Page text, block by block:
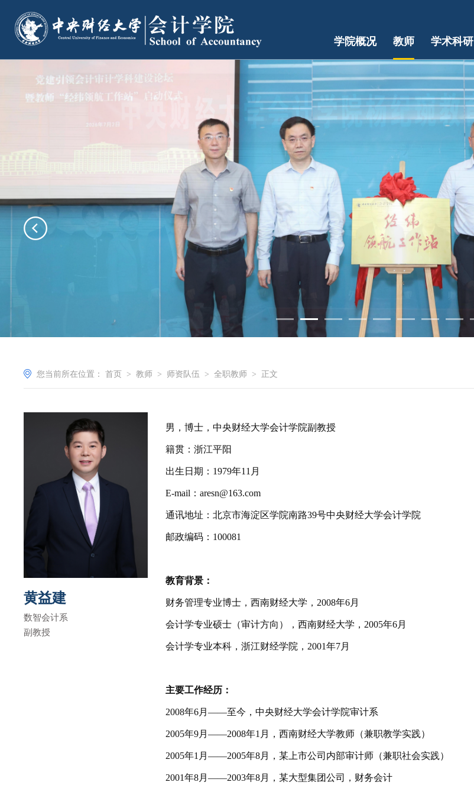
学院概况 教师 学术科研
您当前所在位置：首页 > 教师 > 师资队伍 > 全职教师 > 正文
黄益建
数智会计系
副教授
男，博士，中央财经大学会计学院副教授
籍贯：浙江平阳
出生日期： 1979年11 月
E-mail ：aresn@163.com
通讯地址：北京市海淀区学院南路39号中央财经大学会计学院
邮政编码： 100081
教育背景：
财务管理专业博士，西南财经大学， 2008年6月
会计学专业硕士（审计方向），西南财经大学， 2005年6月
会计学专业本科，浙江财经学院， 2001年7月
主要工作经历：
2008年6月——至今，中央财经大学会计学院审计系
2005年9月——2008年1 月，西南财经大学教师（兼职教学实践）
2005年1 月——2005年8月，某上市公司内部审计师（兼职社会实践）
2001年8月——2003年8月，某大型集团公司，财务会计